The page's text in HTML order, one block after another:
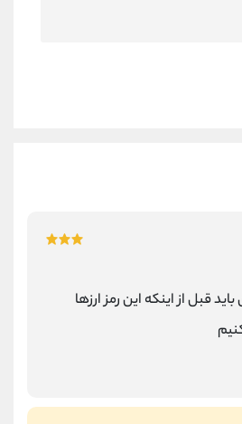
قبل از اینکه این رمز ارزها